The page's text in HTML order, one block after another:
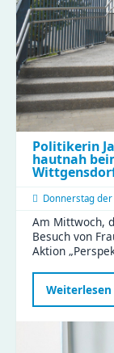
Politikerin
hautnah
Donnerstag der
Am Mittwoch,
Besuch von
Aktion